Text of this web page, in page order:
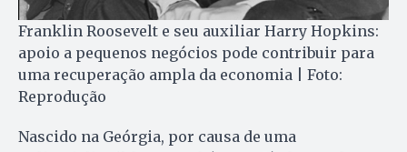
Franklin Roosevelt e seu auxiliar Harry Hopkins:
apoio a pequenos negócios pode contribuir para
uma recuperação ampla da economia | Foto:
Reprodução
Nascido na Geórgia, por causa de uma